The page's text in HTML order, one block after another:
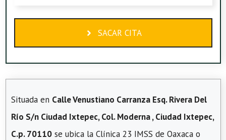
SACAR CITA
Situada en Calle Venustiano Carranza Esq. Rivera Del
Río S/n Ciudad Ixtepec, Col. Moderna , Ciudad Ixtepec,
C.p. 70110 se ubica la Clínica 23 IMSS de Oaxaca o